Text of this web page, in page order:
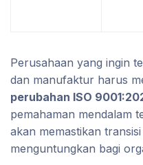
Perusahaan yang ingin
dan manufaktur harus
perubahan ISO
pemahaman mendalam
akan memastikan
menguntungkan bagi